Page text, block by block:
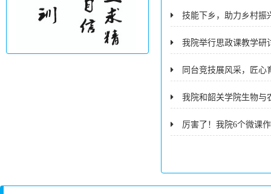
技能下乡，助力乡村振
我院举行思政课教学研
同台竞技展风采，匠心
我院和韶关学院生物与
厉害了！我院6个微课